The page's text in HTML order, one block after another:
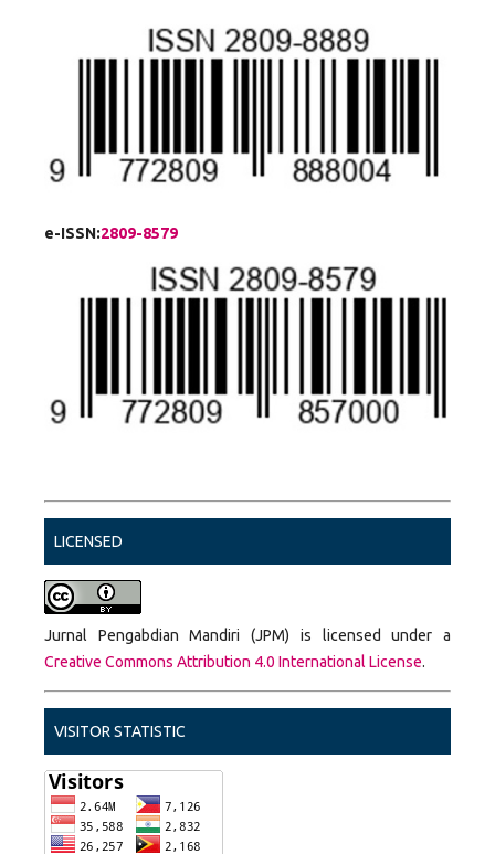
e-ISSN:2809-8579
LICENSED
Jurnal Pengabdian Mandiri (JPM) is licensed under a
Creative Commons Attribution 4.0 International License.
VISITOR STATISTIC